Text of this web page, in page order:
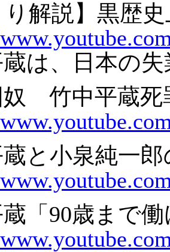
り解説】黒歴
は、日本の失
竹中平蔵死
と小泉純一郎
「90歳まで働